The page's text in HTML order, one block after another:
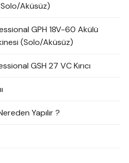
Aküsüz)
GPH 18V-60 Akülü
(Solo/Aküsüz)
GSH 27 VC Kırıcı
Yapılır ?